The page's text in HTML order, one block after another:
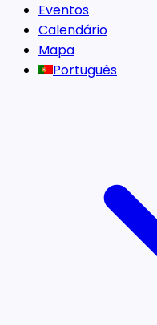
Eventos
Calendário
Mapa
Português